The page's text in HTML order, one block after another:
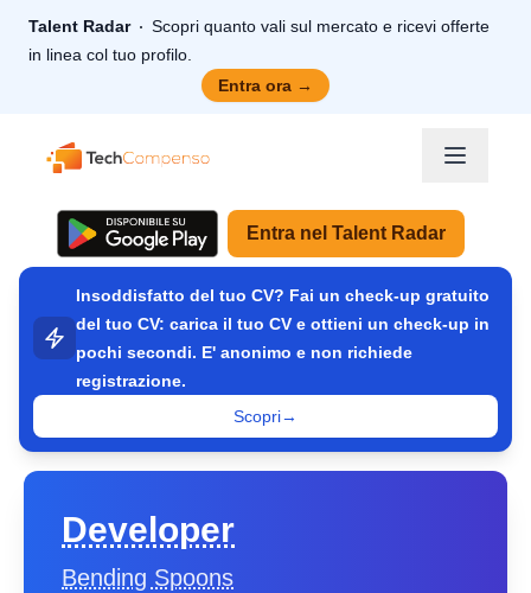
Talent Radar
Scopri quanto vali sul mercato e ricevi offerte
in linea col tuo profilo.
Entra ora →
TechCompenso
Entra nel Talent Radar
Insoddisfatto del tuo CV? Fai un check-up gratuito
del tuo CV: carica il tuo CV e ottieni un check-up in
pochi secondi. E' anonimo e non richiede
registrazione.
Scopri→
Developer
Bending Spoons